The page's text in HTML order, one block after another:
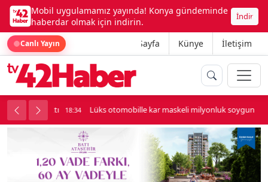
Mobil uygulamamız yayında! Konya gündeminde
haberdar olmak için indirin.
İndir
Canlı Yayın Ana Sayfa Künye İletişim
kavga çıktı 18:34 Lüks otomobille kar maskeli milyonluk soygun